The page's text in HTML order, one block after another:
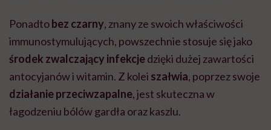
Ponadtobez czarny, znany ze swoich właściwości
immunostymulujących, powszechnie stosuje się jako
środek zwalczający infekcjedzięki dużej zawartości
antocyjanów i witamin. Z kolei szałwia, poprzez swoje
działanie przeciwzapalne, jest skuteczna w
łagodzeniu bólów gardła oraz kaszlu.